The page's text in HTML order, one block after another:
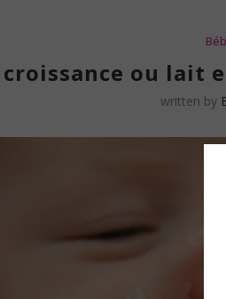
ou lait
written by